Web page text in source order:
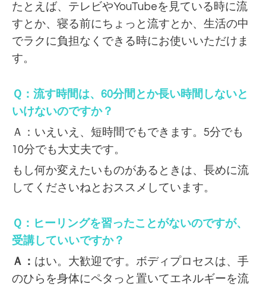
たとえば、テレビやYouTubeを見ている時に流
すとか、寝る前にちょっと流すとか、生活の中
でラクに負担なくできる時にお使いいただけま
す。
Ｑ：流す時間は、60分間とか長い時間しないと
いけないのですか？
Ａ：いえいえ、短時間でもできます。5分でも
10分でも大丈夫です。
もし何か変えたいものがあるときは、長めに流
してくださいねとおススメしています。
Ｑ：ヒーリングを習ったことがないのですが、
受講していいですか？
Ａ： はい。大歓迎です。ボディプロセスは、手
のひらを身体にペタっと置いてエネルギーを流